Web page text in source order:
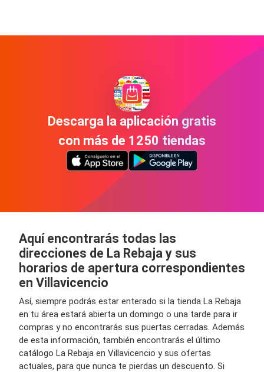
Descarga la aplicación gratis
con más de 1250 tiendas
Aquí encontrarás todas las
direcciones de La Rebaja y sus
horarios de apertura correspondientes
en Villavicencio
Así, siempre podrás estar enterado si la tienda La Rebaja
en tu área estará abierta un domingo o una tarde para ir
compras y no encontrarás sus puertas cerradas. Además
de esta información, también encontrarás el último
catálogo La Rebaja en Villavicencio y sus ofertas
actuales, para que nunca te pierdas un descuento. Si